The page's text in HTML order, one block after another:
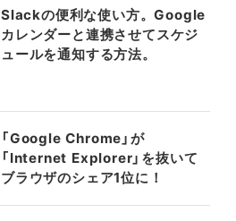
Slackの便利な使い方。Google
カレンダーと連携させてスケジ
ュールを通知する方法。
「Google Chrome」が
「Internet Explorer」を抜いて
ブラウザのシェア1位に！